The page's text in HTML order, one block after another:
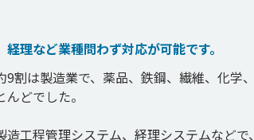
理など業種問わず対応が可能です。
割は製造業で、薬品、鉄鋼、繊維、化学
どでした。
工程管理システム、経理システムなどで